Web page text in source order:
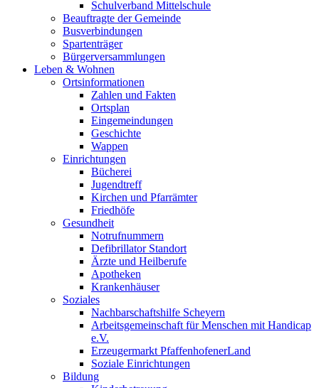
Schulverband Mittelschule
Beauftragte der Gemeinde
Busverbindungen
Spartenträger
Bürgerversammlungen
Leben & Wohnen
Ortsinformationen
Zahlen und Fakten
Ortsplan
Eingemeindungen
Geschichte
Wappen
Einrichtungen
Bücherei
Jugendtreff
Kirchen und Pfarrämter
Friedhöfe
Gesundheit
Notrufnummern
Defibrillator Standort
Ärzte und Heilberufe
Apotheken
Krankenhäuser
Soziales
Nachbarschaftshilfe Scheyern
Arbeitsgemeinschaft für Menschen mit Handicap
e.V.
Erzeugermarkt PfaffenhofenerLand
Soziale Einrichtungen
Bildung